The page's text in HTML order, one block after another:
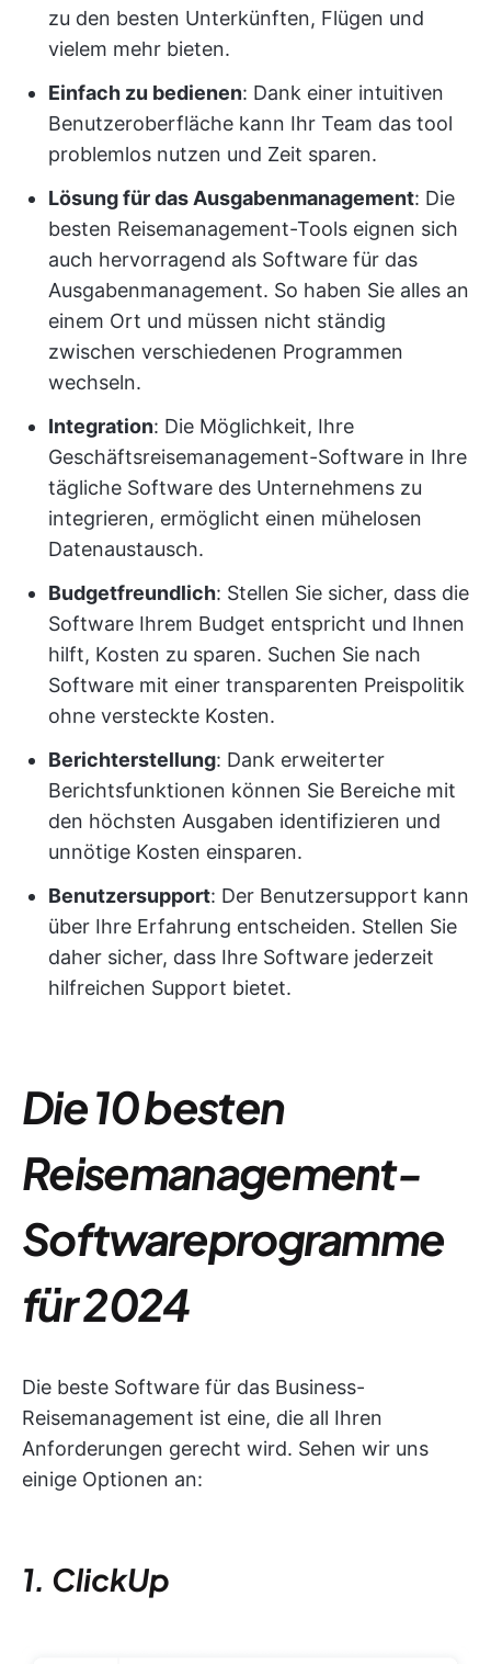
zu den besten Unterkünften, Flügen und
vielem mehr bieten.
Einfach zu bedienen: Dank einer intuitiven
Benutzeroberfläche kann Ihr Team das tool
problemlos nutzen und Zeit sparen.
Lösung für das Ausgabenmanagement: Die
besten Reisemanagement-Tools eignen sich
auch hervorragend als Software für das
Ausgabenmanagement. So haben Sie alles an
einem Ort und müssen nicht ständig
zwischen verschiedenen Programmen
wechseln.
Integration: Die Möglichkeit, Ihre
Geschäftsreisemanagement-Software in Ihre
tägliche Software des Unternehmens zu
integrieren, ermöglicht einen mühelosen
Datenaustausch.
Budgetfreundlich: Stellen Sie sicher, dass die
Software Ihrem Budget entspricht und Ihnen
hilft, Kosten zu sparen. Suchen Sie nach
Software mit einer transparenten Preispolitik
ohne versteckte Kosten.
Berichterstellung: Dank erweiterter
Berichtsfunktionen können Sie Bereiche mit
den höchsten Ausgaben identifizieren und
unnötige Kosten einsparen.
Benutzersupport: Der Benutzersupport kann
über Ihre Erfahrung entscheiden. Stellen Sie
daher sicher, dass Ihre Software jederzeit
hilfreichen Support bietet.
Die 10 besten
Reisemanagement-
Softwareprogramme
für 2024
Die beste Software für das Business-
Reisemanagement ist eine, die all Ihren
Anforderungen gerecht wird. Sehen wir uns
einige Optionen an:
1. ClickUp